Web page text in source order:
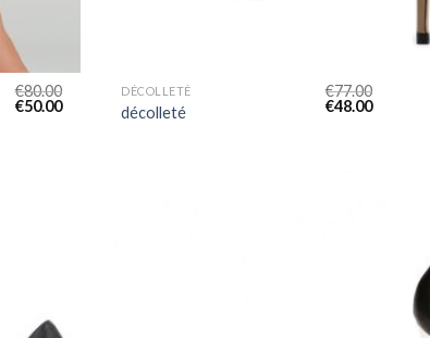
€80.00
€50.00
DÉCOLLETÉ
décolleté
€77.00
€48.00